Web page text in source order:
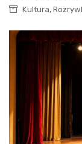
Kultura,